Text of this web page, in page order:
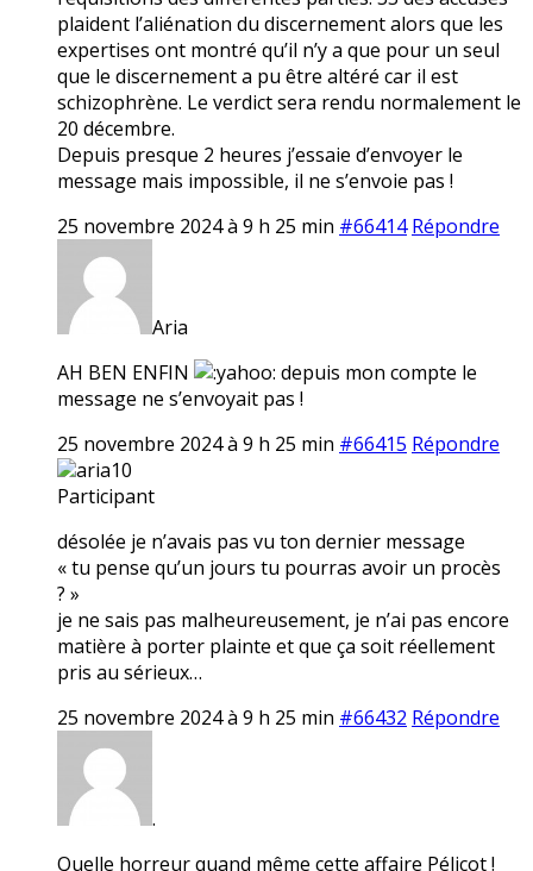
plaident l’aliénation du discernement alors que les
expertises ont montré qu’il n’y a que pour un seul
que le discernement a pu être altéré car il est
schizophrène. Le verdict sera rendu normalement le
20 décembre.
Depuis presque 2 heures j’essaie d’envoyer le
message mais impossible, il ne s’envoie pas !
25 novembre 2024 à 9 h 25 min #66414 Répondre
Aria
AH BEN ENFIN
depuis mon compte le
message ne s’envoyait pas !
25 novembre 2024 à 9 h 25 min #66415 Répondre
aria10
Participant
désolée je n’avais pas vu ton dernier message
« tu pense qu’un jours tu pourras avoir un procès
? »
je ne sais pas malheureusement, je n’ai pas encore
matière à porter plainte et que ça soit réellement
pris au sérieux…
25 novembre 2024 à 9 h 25 min #66432 Répondre
.
Quelle horreur quand même cette affaire Pélicot !